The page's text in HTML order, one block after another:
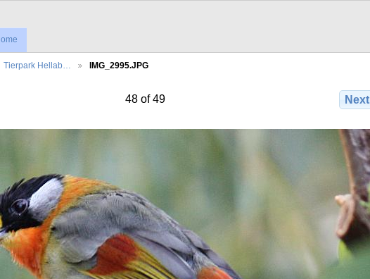
Tierpark Hellab… IMG_2995.JPG
48 of 49 Next